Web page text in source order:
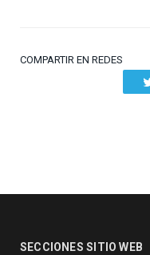
COMPARTIR EN REDES
SECCIONES SITIO WEB